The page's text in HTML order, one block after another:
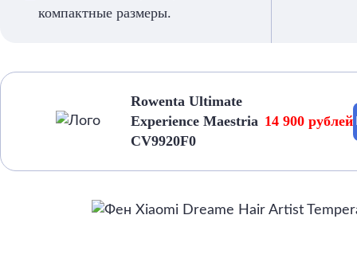
компактные размеры.
Rowenta Ultimate
Experience Maestria
CV9920F0
14 900 рублей